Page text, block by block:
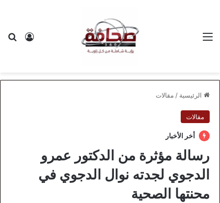
الرئيسية / مقالات
مقالات
أخر الأخبار
رسالة مؤثرة من الدكتور عمرو
الدجوي لجدته نوال الدجوي في
محنتها الصحية